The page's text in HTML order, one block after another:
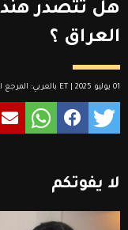
هل تتصدر هند
العراق ؟
01 يوليو 2025 | ET بالعربي: المرجع الأول لأخبار الفن والترفيه في العالم العربي
لا يفوتكم